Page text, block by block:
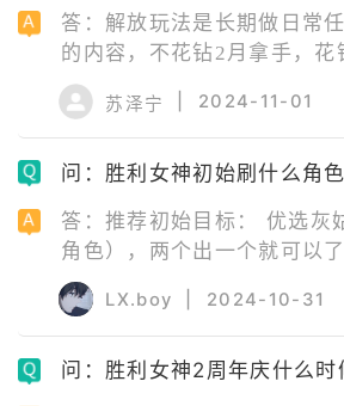
答：解放玩法是长期做日常
的内容，不花钻2月拿手，花
- 3张ssr强度一般，无法影响
组合，躯体可以在公会商店
技能判断的强度，推荐吉尔
放。
苏泽宁 2024-11-01
问：胜利女神初始刷什么角色
答：推荐初始目标： 优选灰
角色），两个出一个就可以
选丽塔/皇冠（蓝框角色），
成型（前提先抽Ⅲ）。
LX.boy 2024-10-31
问：胜利女神2周年庆什么时